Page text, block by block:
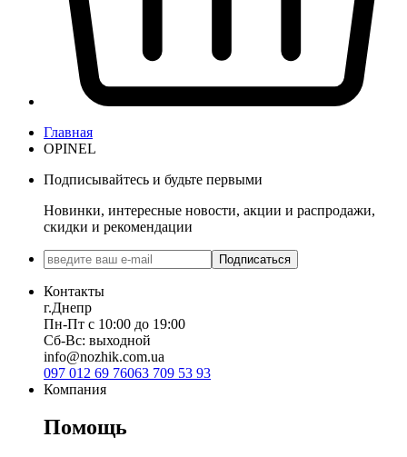
Главная
OPINEL
Подписывайтесь и будьте первыми
Новинки, интересные новости, акции и распродажи,
скидки и рекомендации
Подписаться
Контакты
г.Днепр
Пн-Пт с 10:00 до 19:00
Сб-Вс: выходной
info@nozhik.com.ua
097 012 69 76063 709 53 93
Компания
Помощь